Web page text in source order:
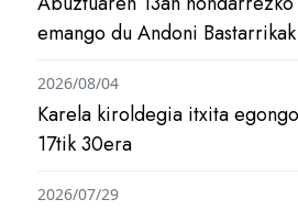
emango du Andoni Bastarrikak
Karela kiroldegia itxita
17tik 30era
2026/08/04
2026/07/29